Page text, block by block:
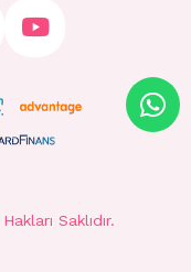
Saklıdır.